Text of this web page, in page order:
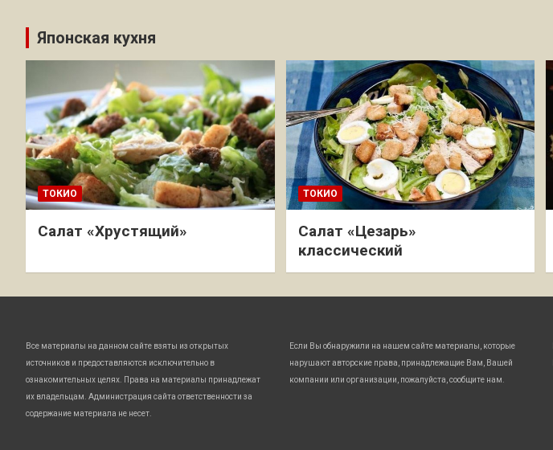
Японская кухня
ТОКИО
Салат «Хрустящий»
ТОКИО
Салат «Цезарь»
классический
Все материалы на данном сайте взяты из открытых
источников и предоставляются исключительно в
ознакомительных целях. Права на материалы принадлежат
их владельцам. Администрация сайта ответственности за
содержание материала не несет.
Если Вы обнаружили на нашем сайте материалы, которые
нарушают авторские права, принадлежащие Вам, Вашей
компании или организации, пожалуйста, сообщите нам.